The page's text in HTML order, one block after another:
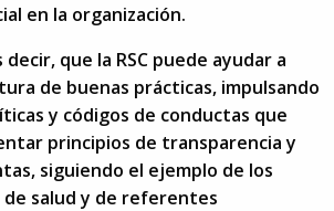
en la organización.
que la RSC puede ayudar a
de buenas prácticas, impulsando
y códigos de conductas que
principios de transparencia y
siguiendo el ejemplo de los
salud y de referentes